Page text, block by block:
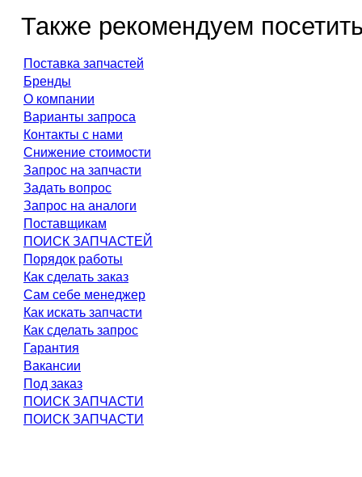
Также рекомендуем
Поставка запчастей
Бренды
О компании
Варианты запроса
Контакты с нами
Снижение стоимости
Запрос на запчасти
Задать вопрос
Запрос на аналоги
Поставщикам
ПОИСК ЗАПЧАСТЕЙ
Порядок работы
Как сделать заказ
Сам себе менеджер
Как искать запчасти
Как сделать запрос
Гарантия
Вакансии
Под заказ
ПОИСК ЗАПЧАСТИ
ПОИСК ЗАПЧАСТИ